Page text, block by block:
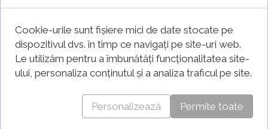
Ședințe foto
În această galerie
online veți descoperi
farmecul ședințelor
foto realizate înainte și
presiunea emoțiilor și
având timp suficient la
dispoziție, am creat
celor dragi.
Cookie-urile sunt fișiere mici de date stocate pe
dispozitivul dvs. în timp ce navigați pe site-uri web.
Le utilizăm pentru a îmbunătăți funcționalitatea site-
ului, personaliza conținutul și a analiza traficul pe site.
Personalizează Permite toate